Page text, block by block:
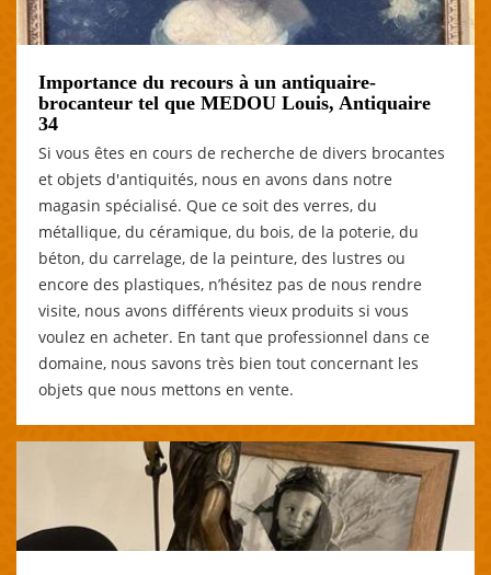
Importance du recours à un antiquaire-
brocanteur tel que MEDOU Louis, Antiquaire
34
Si vous êtes en cours de recherche de divers brocantes
et objets d'antiquités, nous en avons dans notre
magasin spécialisé. Que ce soit des verres, du
métallique, du céramique, du bois, de la poterie, du
béton, du carrelage, de la peinture, des lustres ou
encore des plastiques, n’hésitez pas de nous rendre
visite, nous avons différents vieux produits si vous
voulez en acheter. En tant que professionnel dans ce
domaine, nous savons très bien tout concernant les
objets que nous mettons en vente.